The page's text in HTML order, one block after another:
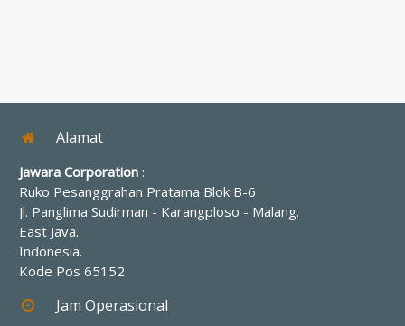
Alamat
Jawara Corporation :
Ruko Pesanggrahan Pratama Blok B-6
Jl. Panglima Sudirman - Karangploso - Malang.
East Java.
Indonesia.
Kode Pos 65152
Jam Operasional